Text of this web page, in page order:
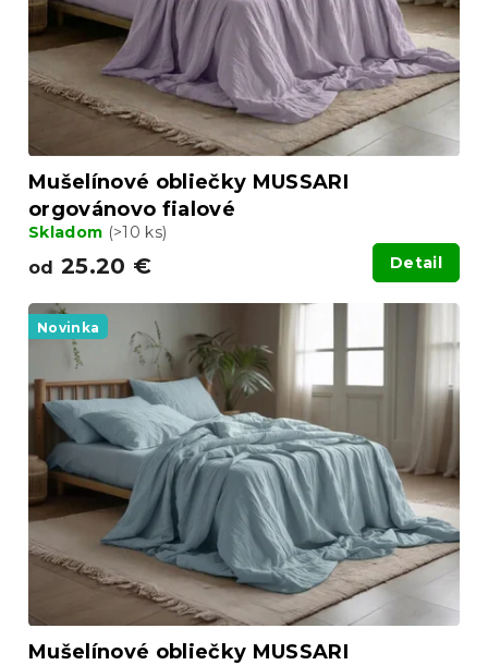
od
u
k
Mušelínové obliečky MUSSARI
orgovánovo fialové
Skladom (>10 ks)
od 25.20 € Detail
Novinka
Mušelínové obliečky MUSSARI